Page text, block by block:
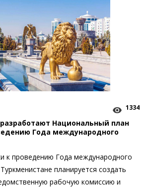
1334
Национальный план
Года международного
к проведению Года международного
планируется создать
рабочую комиссию и